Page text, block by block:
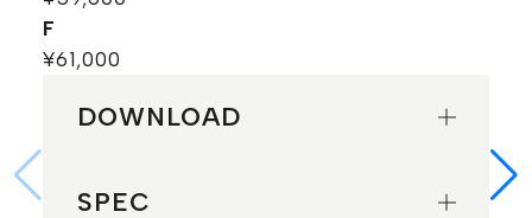
F
¥61,000
DOWNLOAD
SPEC